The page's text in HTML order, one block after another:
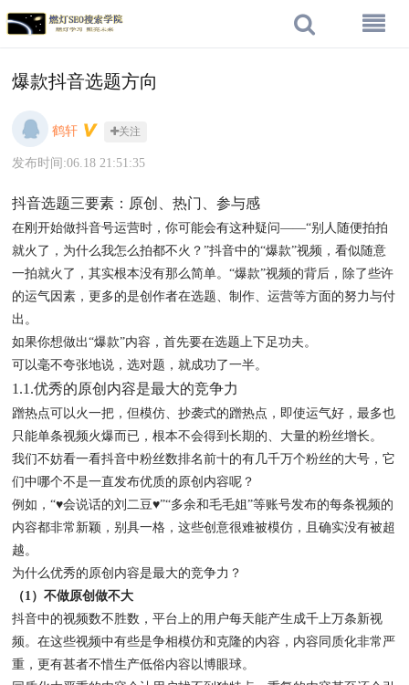
爆款抖音选题方向
鹤轩 关注
发布时间:06.18 21:51:35
抖音选题三要素：原创、热门、参与感
在刚开始做抖音号运营时，你可能会有这种疑问——“别人随便拍拍
就火了，为什么我怎么拍都不火？”抖音中的“爆款”视频，看似随意
一拍就火了，其实根本没有那么简单。“爆款”视频的背后，除了些许
的运气因素，更多的是创作者在选题、制作、运营等方面的努力与付
出。
如果你想做出“爆款”内容，首先要在选题上下足功夫。
可以毫不夸张地说，选对题，就成功了一半。
1.1.优秀的原创内容是最大的竞争力
蹭热点可以火一把，但模仿、抄袭式的蹭热点，即使运气好，最多也
只能单条视频火爆而已，根本不会得到长期的、大量的粉丝增长。
我们不妨看一看抖音中粉丝数排名前十的有几千万个粉丝的大号，它
们中哪个不是一直发布优质的原创内容呢？
例如，“♥会说话的刘二豆♥”“多余和毛毛姐”等账号发布的每条视频的
内容都非常新颖，别具一格，这些创意很难被模仿，且确实没有被超
越。
为什么优秀的原创内容是最大的竞争力？
（1）不做原创做不大
抖音中的视频数不胜数，平台上的用户每天能产生成千上万条新视
频。在这些视频中有些是争相模仿和克隆的内容，内容同质化非常严
重，更有甚者不惜生产低俗内容以博眼球。